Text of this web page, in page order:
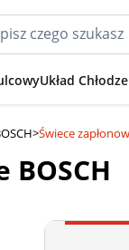
Układ
>Świece
BOSCH